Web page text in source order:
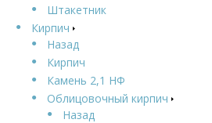
Штакетник
Кирпич
Назад
Кирпич
Камень 2,1 НФ
Облицовочный кирпич
Назад